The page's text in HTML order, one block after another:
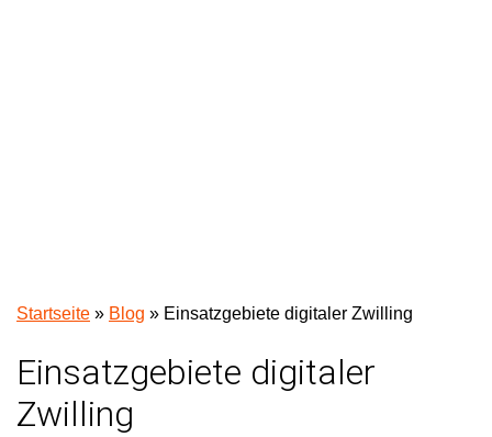
Startseite » Blog » Einsatzgebiete digitaler Zwilling
Einsatzgebiete digitaler
Zwilling